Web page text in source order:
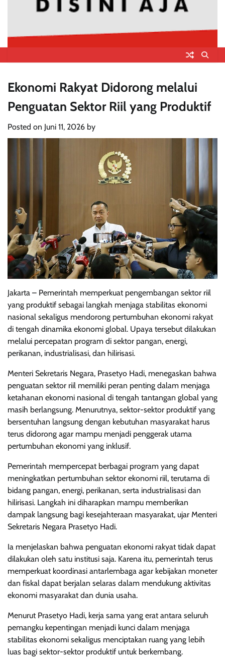
Ekonomi Rakyat Didorong melalui
Penguatan Sektor Riil yang Produktif
Posted on Juni 11, 2026 by
Jakarta – Pemerintah memperkuat pengembangan sektor riil
yang produktif sebagai langkah menjaga stabilitas ekonomi
nasional sekaligus mendorong pertumbuhan ekonomi rakyat
di tengah dinamika ekonomi global. Upaya tersebut dilakukan
melalui percepatan program di sektor pangan, energi,
perikanan, industrialisasi, dan hilirisasi.
Menteri Sekretaris Negara, Prasetyo Hadi, menegaskan bahwa
penguatan sektor riil memiliki peran penting dalam menjaga
ketahanan ekonomi nasional di tengah tantangan global yang
masih berlangsung. Menurutnya, sektor-sektor produktif yang
bersentuhan langsung dengan kebutuhan masyarakat harus
terus didorong agar mampu menjadi penggerak utama
pertumbuhan ekonomi yang inklusif.
Pemerintah mempercepat berbagai program yang dapat
meningkatkan pertumbuhan sektor ekonomi riil, terutama di
bidang pangan, energi, perikanan, serta industrialisasi dan
hilirisasi. Langkah ini diharapkan mampu memberikan
dampak langsung bagi kesejahteraan masyarakat, ujar Menteri
Sekretaris Negara Prasetyo Hadi.
Ia menjelaskan bahwa penguatan ekonomi rakyat tidak dapat
dilakukan oleh satu institusi saja. Karena itu, pemerintah terus
memperkuat koordinasi antarlembaga agar kebijakan moneter
dan fiskal dapat berjalan selaras dalam mendukung aktivitas
ekonomi masyarakat dan dunia usaha.
Menurut Prasetyo Hadi, kerja sama yang erat antara seluruh
pemangku kepentingan menjadi kunci dalam menjaga
stabilitas ekonomi sekaligus menciptakan ruang yang lebih
luas bagi sektor-sektor produktif untuk berkembang.